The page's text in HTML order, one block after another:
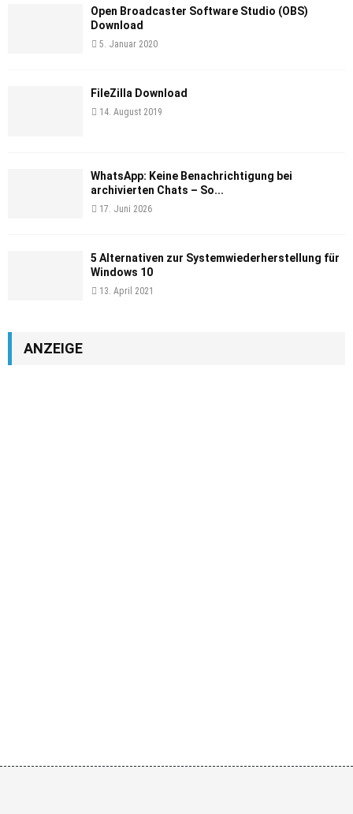
Open Broadcaster Software Studio (OBS)
Download
5. Januar 2020
FileZilla Download
14. August 2019
WhatsApp: Keine Benachrichtigung bei
archivierten Chats – So...
17. Juni 2026
5 Alternativen zur Systemwiederherstellung für
Windows 10
13. April 2021
ANZEIGE